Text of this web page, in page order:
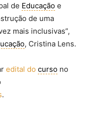
de Educação e
de uma
mais inclusivas”,
, Cristina Lens.
edital do curso no
.